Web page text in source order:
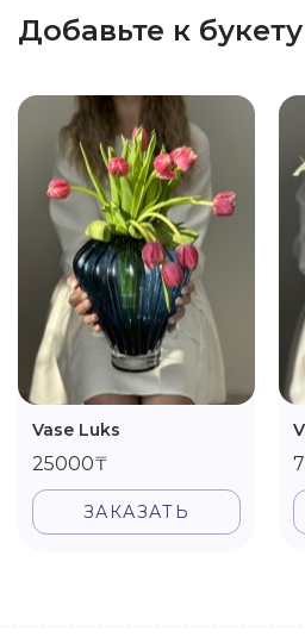
Добавьте к букету
Vase Luks
25000₸
ЗАКАЗАТЬ